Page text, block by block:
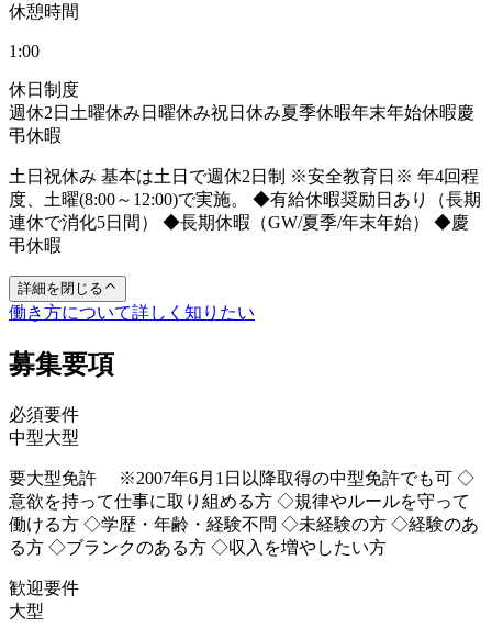
休憩時間
1:00
休日制度
週休2日 土曜休み 日曜休み祝日休み夏季休暇年末年始休暇慶
弔休暇
土日祝休み 基本は土日で週休2日制 ※安全教育日※ 年4回程
度、土曜(8:00～12:00)で実施。 ◆有給休暇奨励日あり（長期
連休で消化5日間） ◆長期休暇（GW/夏季/年末年始） ◆慶
弔休暇
詳細を閉じる
働き方について詳しく知りたい
募集要項
必須要件
中型大型
要大型免許 ※2007年6月1日以降取得の中型免許でも可 ◇
意欲を持って仕事に取り組める方 ◇規律やルールを守って
働ける方 ◇学歴・年齢・経験不問 ◇未経験の方 ◇経験のあ
る方 ◇ブランクのある方 ◇収入を増やしたい方
歓迎要件
大型